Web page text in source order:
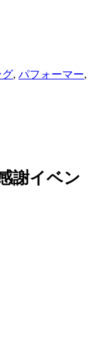
グ, パフォーマー,
謝イベン